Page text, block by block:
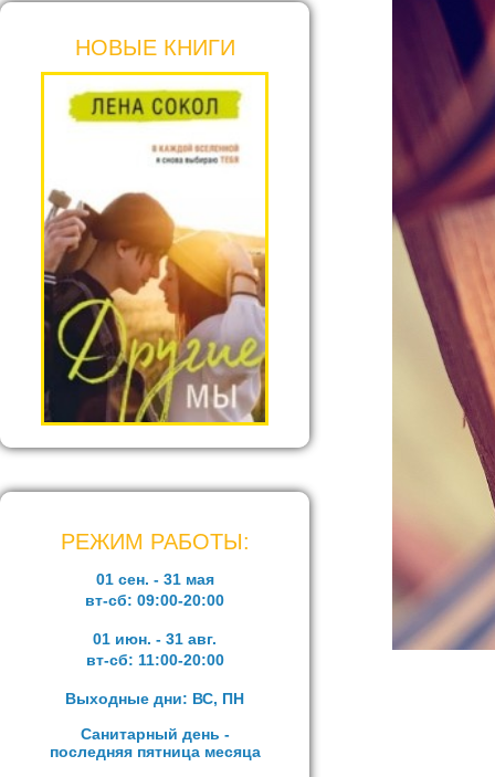
НОВЫЕ КНИГИ
РЕЖИМ РАБОТЫ:
01 сен. - 31 мая
вт-сб: 09:00-20:00
01 июн. - 31 авг.
вт-сб: 11:00-20:00
Выходные дни: ВС, ПН
Санитарный день -
последняя пятница месяца